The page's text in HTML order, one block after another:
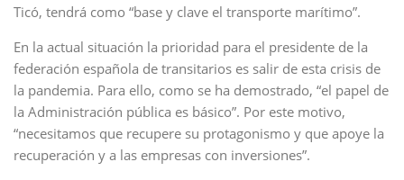
Ticó, tendrá como “base y clave el transporte marítimo”.
En la actual situación la prioridad para el presidente de la
federación española de transitarios es salir de esta crisis de
la pandemia. Para ello, como se ha demostrado, “el papel de
la Administración pública es básico”. Por este motivo,
“necesitamos que recupere su protagonismo y que apoye la
recuperación y a las empresas con inversiones”.